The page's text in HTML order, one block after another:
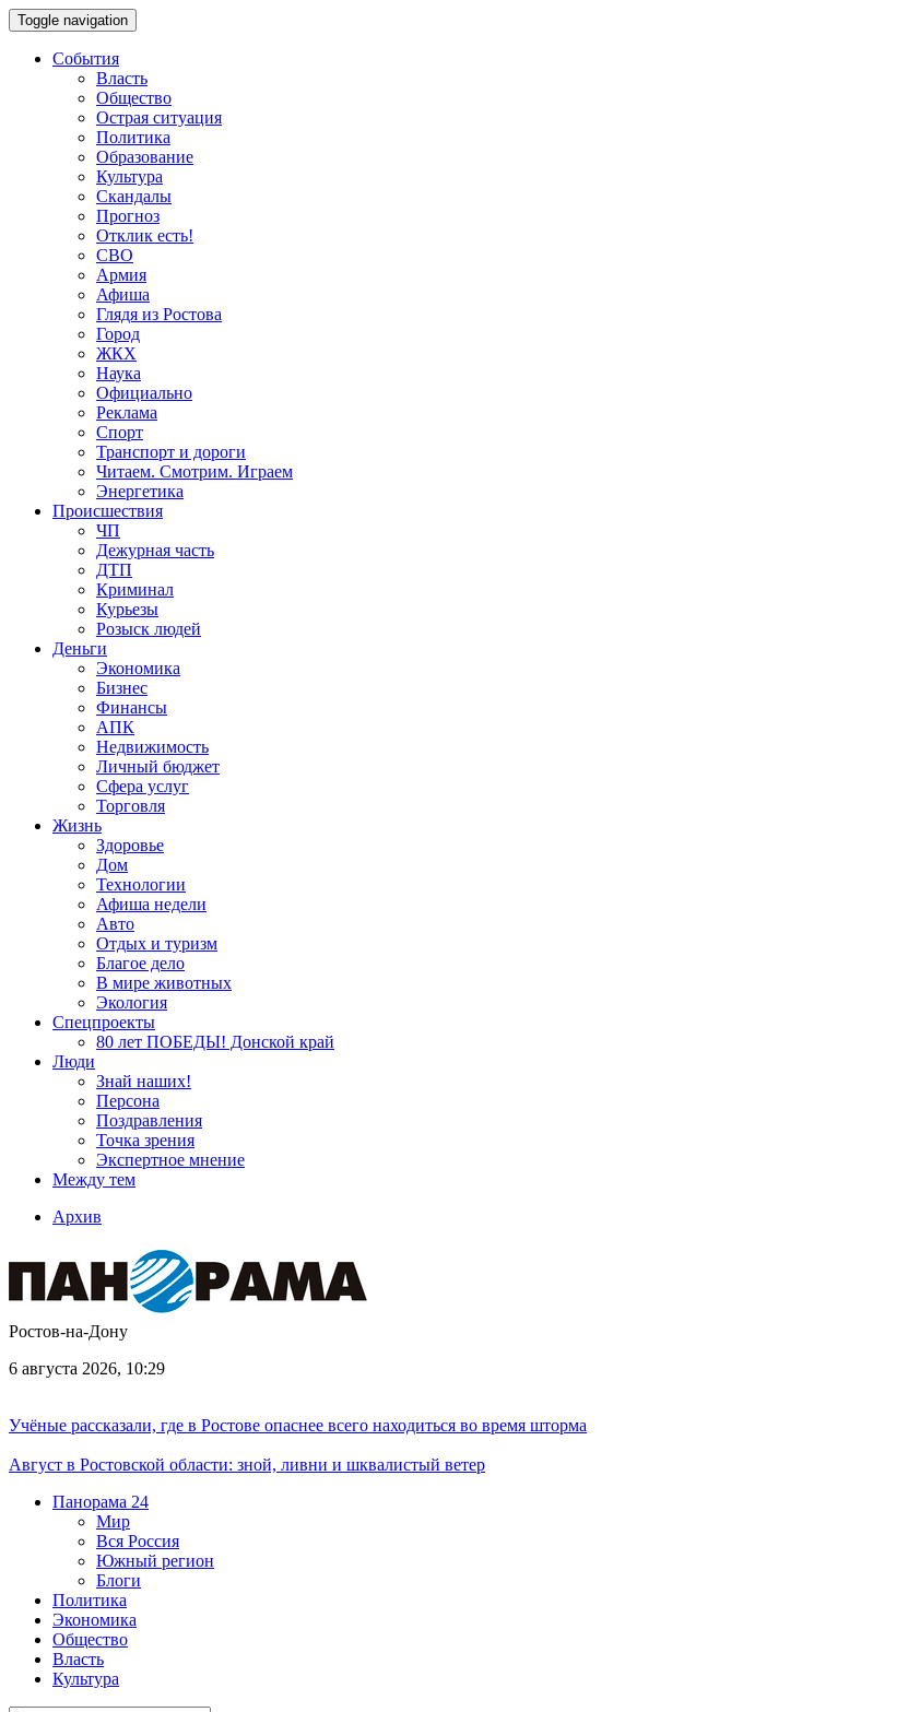
Toggle navigation
События
Власть
Общество
Острая ситуация
Политика
Образование
Культура
Скандалы
Прогноз
Отклик есть!
СВО
Армия
Афиша
Глядя из Ростова
Город
ЖКХ
Наука
Официально
Реклама
Спорт
Транспорт и дороги
Читаем. Смотрим. Играем
Энергетика
Происшествия
ЧП
Дежурная часть
ДТП
Криминал
Курьезы
Розыск людей
Деньги
Экономика
Бизнес
Финансы
АПК
Недвижимость
Личный бюджет
Сфера услуг
Торговля
Жизнь
Здоровье
Дом
Технологии
Афиша недели
Авто
Отдых и туризм
Благое дело
В мире животных
Экология
Спецпроекты
80 лет ПОБЕДЫ! Донской край
Люди
Знай наших!
Персона
Поздравления
Точка зрения
Экспертное мнение
Между тем
Архив
Ростов-на-Дону
6 августа 2026, 10:29
Учёные рассказали, где в Ростове опаснее всего находиться во время шторма
Август в Ростовской области: зной, ливни и шквалистый ветер
Панорама 24
Мир
Вся Россия
Южный регион
Блоги
Политика
Экономика
Общество
Власть
Культура